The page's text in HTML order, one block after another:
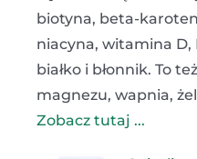
biotyna, beta-
niacyna, witamina D,
białko i błonnik. To
magnezu, wapnia,
Zobacz tutaj ...